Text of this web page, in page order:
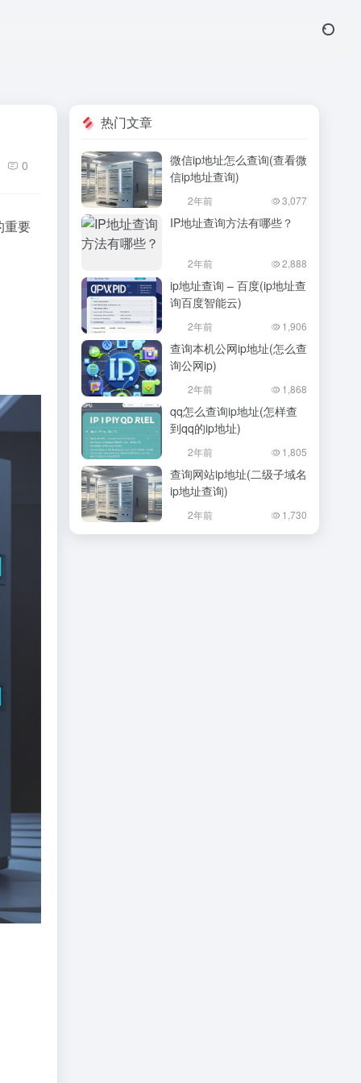
0
重要
热门文章
微信ip地址怎么查询(查看微
信ip地址查询)
2年前 3,077
IP地址查询方法有哪些？
2年前 2,888
ip地址查询 – 百度(ip地址查
询百度智能云)
2年前 1,906
查询本机公网ip地址(怎么查
询公网ip)
2年前 1,868
qq怎么查询ip地址(怎样查
到qq的ip地址)
2年前 1,805
查询网站ip地址(二级子域名
ip地址查询)
2年前 1,730